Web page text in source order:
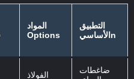
المواد
Options
التطبيق
الأساسيn
الفولاذ
ضاغطات